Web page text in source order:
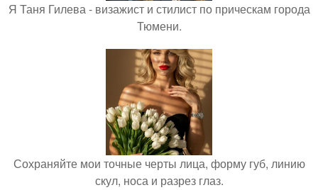
Я Таня Гилева - визажист и стилист по прическам города
Тюмени.
Сохраняйте мои точные черты лица, форму губ, линию
скул, носа и разрез глаз.